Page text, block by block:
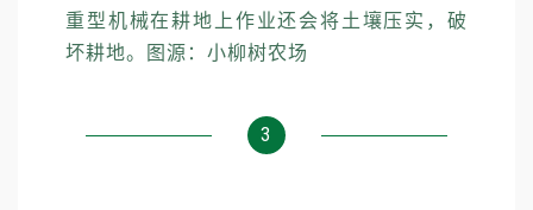
重型机械在耕地上作业还会将土壤压实，破
坏耕地。图源：小柳树农场
3